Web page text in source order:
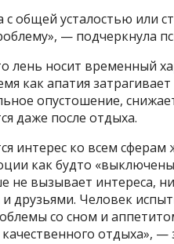
с общей усталостью или
— подчеркнула
лень носит временный
как апатия
опустошение,
даже после отдыха.
интерес ко всем
как будто
не вызывает интереса,
друзьями. Человек
со сном и
отдыха», —